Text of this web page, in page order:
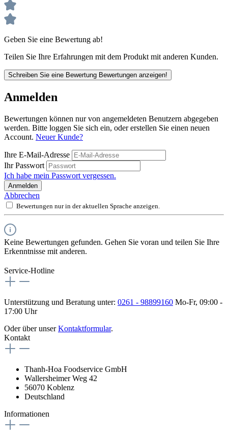
Geben Sie eine Bewertung ab!
Teilen Sie Ihre Erfahrungen mit dem Produkt mit anderen Kunden.
Schreiben Sie eine Bewertung Bewertungen anzeigen!
Anmelden
Bewertungen können nur von angemeldeten Benutzern abgegeben
werden. Bitte loggen Sie sich ein, oder erstellen Sie einen neuen
Account. Neuer Kunde?
Ihre E-Mail-Adresse
Ihr Passwort
Ich habe mein Passwort vergessen.
Anmelden
Abbrechen
Bewertungen nur in der aktuellen Sprache anzeigen.
Keine Bewertungen gefunden. Gehen Sie voran und teilen Sie Ihre
Erkenntnisse mit anderen.
Service-Hotline
Unterstützung und Beratung unter: 0261 - 98899160 Mo-Fr, 09:00 -
17:00 Uhr
Oder über unserKontaktformular.
Kontakt
Thanh-Hoa Foodservice GmbH
Wallersheimer Weg 42
56070 Koblenz
Deutschland
Informationen